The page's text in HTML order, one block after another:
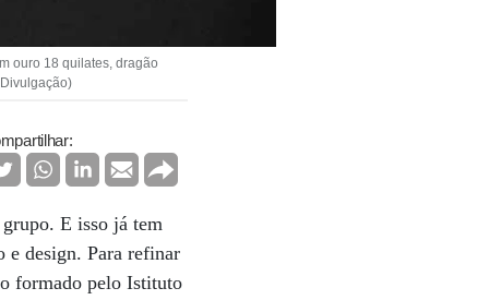
ouro 18 quilates, dragão
E isso já tem
e design. Para refinar
formado pelo Istituto